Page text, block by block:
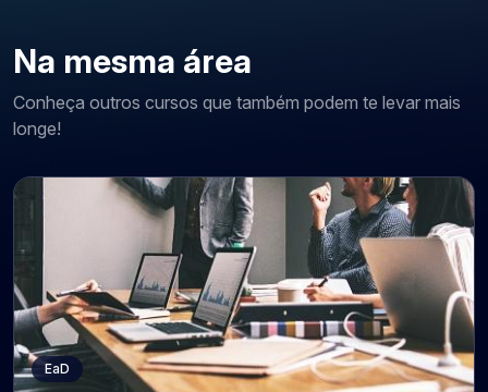
Na mesma área
Conheça outros cursos que também podem te levar mais
longe!
EaD